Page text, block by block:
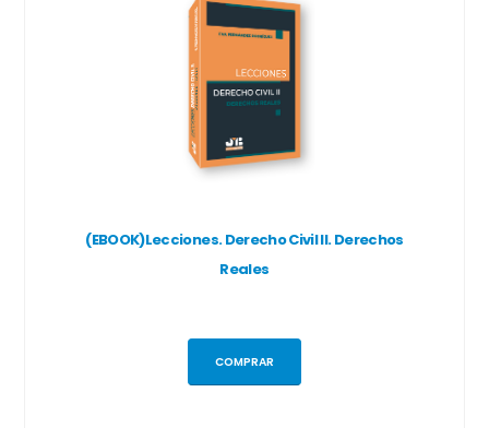
(EBOOK)Lecciones. Derecho Civil II. Derechos
Reales
COMPRAR